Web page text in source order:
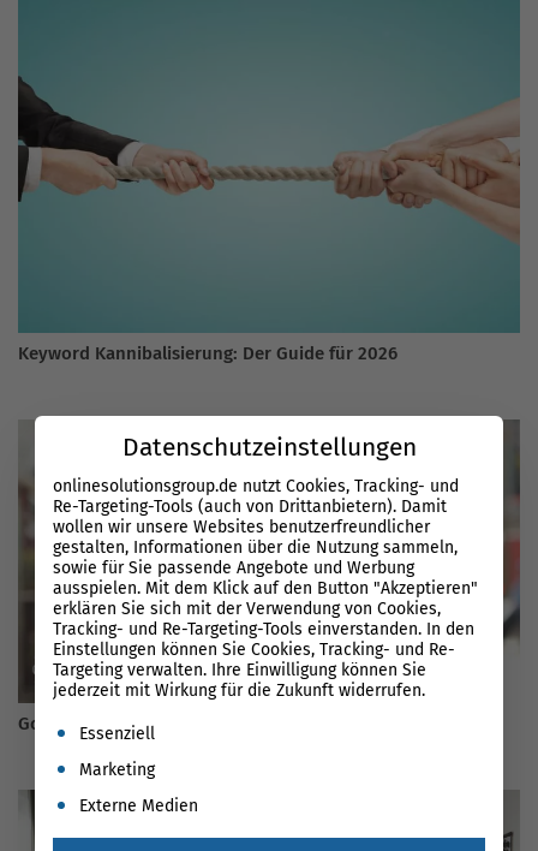
Keyword Kannibalisierung: Der Guide für 2026
Google Maps Update – Orte speichern, sortieren und teilen
Datenschutzeinstellungen
onlinesolutionsgroup.de nutzt Cookies, Tracking- und
Re-Targeting-Tools (auch von Drittanbietern). Damit
wollen wir unsere Websites benutzerfreundlicher
gestalten, Informationen über die Nutzung sammeln,
sowie für Sie passende Angebote und Werbung
ausspielen. Mit dem Klick auf den Button "Akzeptieren"
erklären Sie sich mit der Verwendung von Cookies,
Tracking- und Re-Targeting-Tools einverstanden. In den
Einstellungen können Sie Cookies, Tracking- und Re-
Targeting verwalten. Ihre Einwilligung können Sie
jederzeit mit Wirkung für die Zukunft widerrufen.
Es folgt eine Liste der Service-Gruppen, für die eine
Essenziell
Marketing
Externe Medien